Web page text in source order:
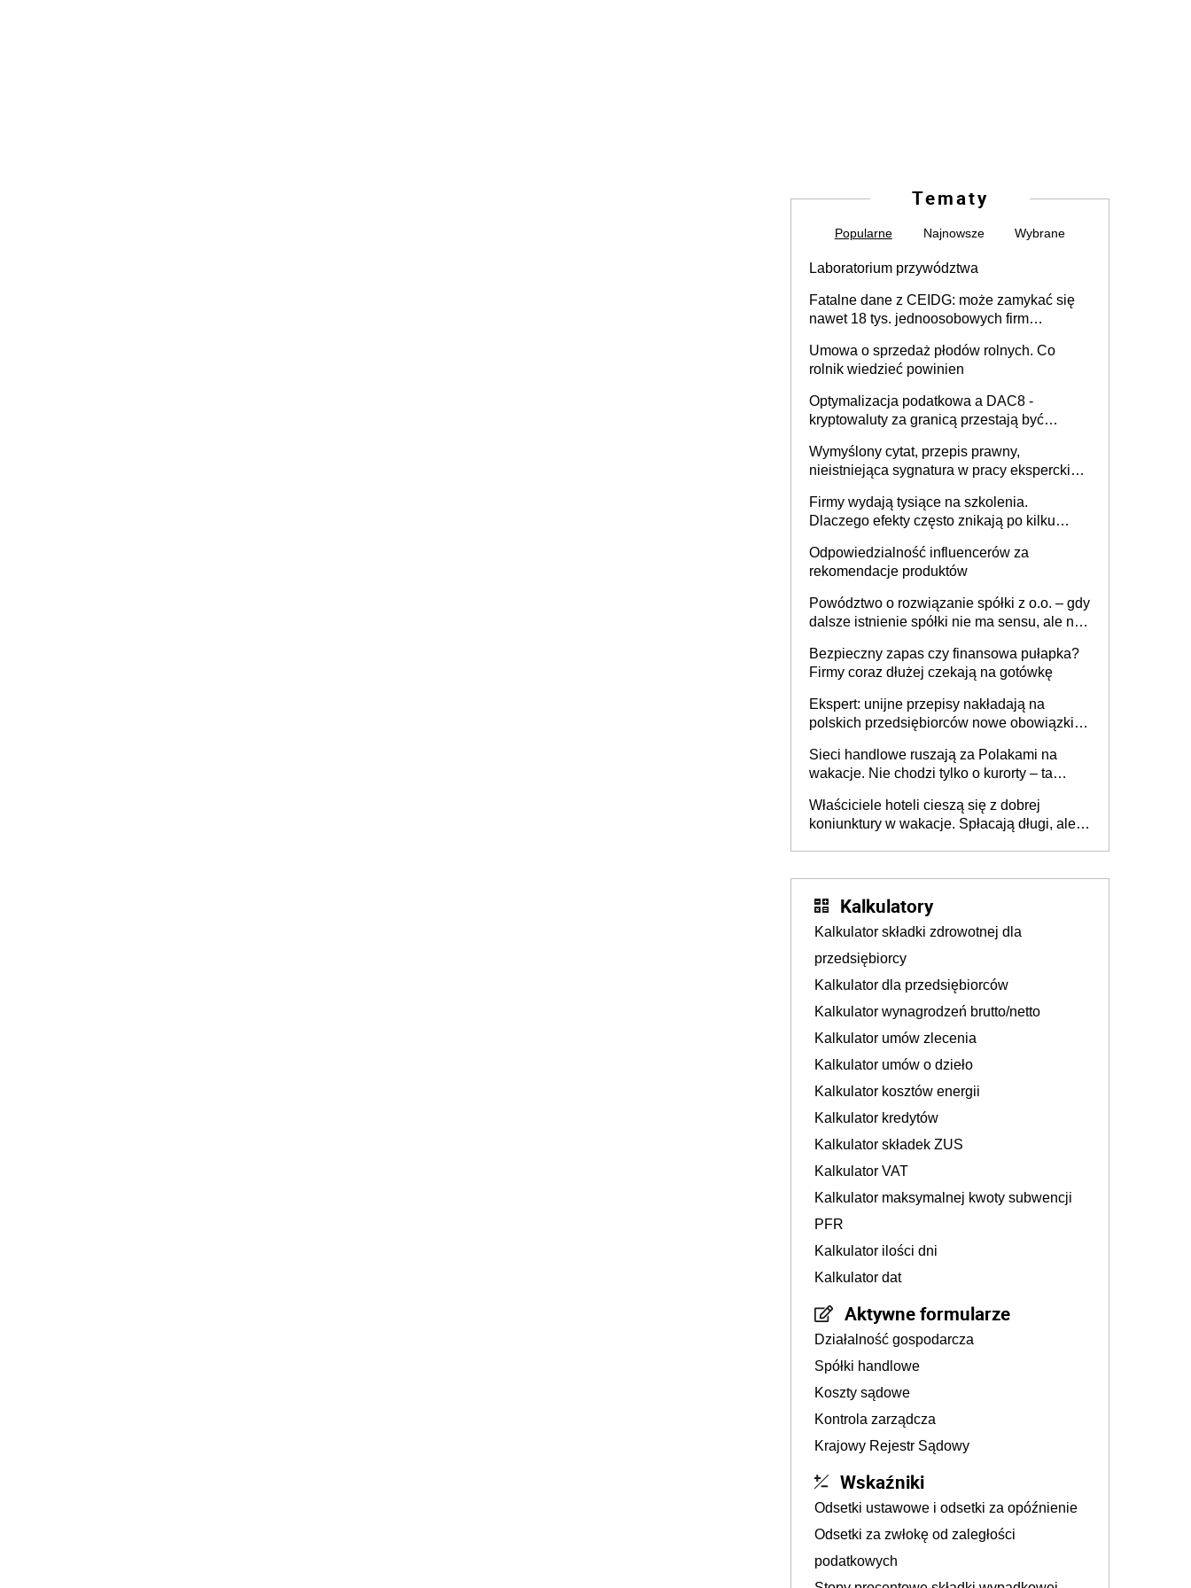
Tematy
Popularne Najnowsze Wybrane
Laboratorium przywództwa
Fatalne dane z CEIDG: może zamykać się
nawet 18 tys. jednoosobowych firm
Umowa o sprzedaż płodów rolnych. Co
rolnik wiedzieć powinien
Optymalizacja podatkowa a DAC8 -
kryptowaluty za granicą przestają być
Wymyślony cytat, przepis prawny,
nieistniejąca sygnatura w pracy eksperckiej -
firmie
Firmy wydają tysiące na szkolenia.
Dlaczego efekty często znikają po kilku
Odpowiedzialność influencerów za
rekomendacje produktów
Powództwo o rozwiązanie spółki z o.o. – gdy
dalsze istnienie spółki nie ma sensu, ale nie
Bezpieczny zapas czy finansowa pułapka?
Firmy coraz dłużej czekają na gotówkę
Ekspert: unijne przepisy nakładają na
polskich przedsiębiorców nowe obowiązki w
Sieci handlowe ruszają za Polakami na
wakacje. Nie chodzi tylko o kurorty – ta
tam, gdzie wielu spędzi urlop po cichu
Właściciele hoteli cieszą się z dobrej
koniunktury w wakacje. Spłacają długi, ale
Kalkulatory
Kalkulator składki zdrowotnej dla
przedsiębiorcy
Kalkulator dla przedsiębiorców
Kalkulator wynagrodzeń brutto/netto
Kalkulator umów zlecenia
Kalkulator umów o dzieło
Kalkulator kosztów energii
Kalkulator kredytów
Kalkulator składek ZUS
Kalkulator VAT
Kalkulator maksymalnej kwoty subwencji
PFR
Kalkulator ilości dni
Kalkulator dat
Aktywne formularze
Działalność gospodarcza
Spółki handlowe
Koszty sądowe
Kontrola zarządcza
Krajowy Rejestr Sądowy
Wskaźniki
Odsetki ustawowe i odsetki za opóźnienie
Odsetki za zwłokę od zaległości
podatkowych